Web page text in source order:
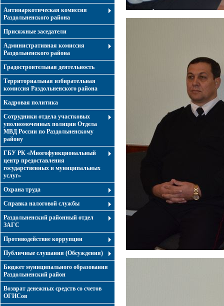
Антинаркотическая комиссия
Раздольненского района
Присяжные заседатели
Административная комиссия
Раздольненского района
Градостроительная деятельность
Территориальная избирательная
комиссия Раздольненского района
Кадровая политика
Сотрудники отдела участковых
уполномоченных полиции Отдела
МВД России по Раздольненскому
району
ГБУ РК «Многофункциональный
центр предоставления
государственных и муниципальных
услуг»
Охрана труда
Справка налоговой службы
Раздольненский районный отдел
ЗАГС
Противодействие коррупции
Публичные слушания (Обсуждения)
Бюджет муниципального образования
Раздольненский район
Возврат денежных средств со счетов
ОГИСов